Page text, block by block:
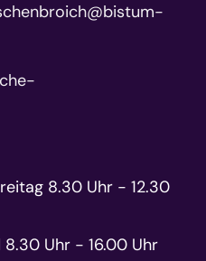
8.30 Uhr - 12.30
Uhr - 16.00 Uhr